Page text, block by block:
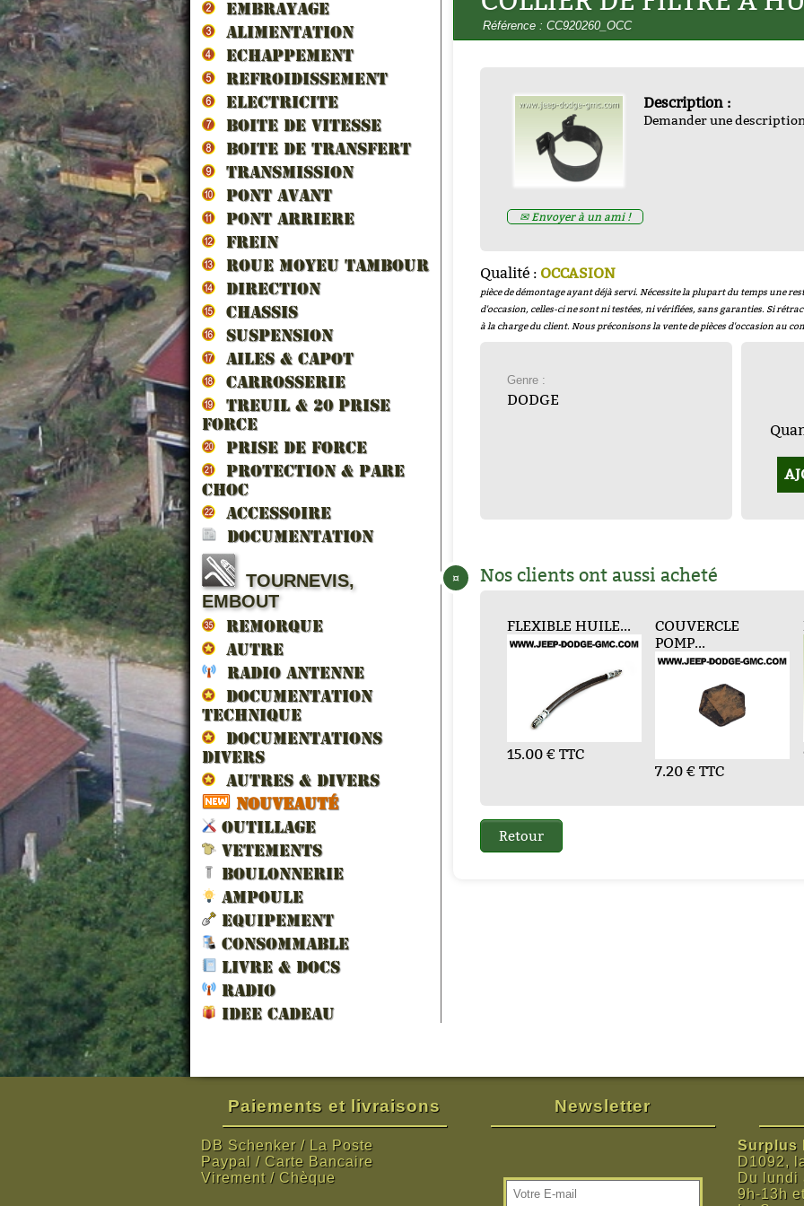
EMBRAYAGE
ALIMENTATION
ECHAPPEMENT
REFROIDISSEMENT
ELECTRICITE
BOITE DE VITESSE
BOITE DE TRANSFERT
TRANSMISSION
PONT AVANT
PONT ARRIERE
FREIN
ROUE MOYEU TAMBOUR
DIRECTION
CHASSIS
SUSPENSION
AILES & CAPOT
CARROSSERIE
TREUIL & 20 prise
force
PRISE DE FORCE
PROTECTION & PARE
CHOC
ACCESSOIRE
DOCUMENTATION
TOURNEVIS,
EMBOUT
REMORQUE
AUTRE
RADIO ANTENNE
DOCUMENTATION
TECHNIQUE
DOCUMENTATIONS
DIVERS
AUTRES & DIVERS
NOUVEAUTÉ
OUTILLAGE
VETEMENTS
BOULONNERIE
AMPOULE
EQUIPEMENT
CONSOMMABLE
LIVRE & DOCS
RADIO
IDEE CADEAU
Référence : CC920260_OCC
✉ Envoyer à un ami !
Description :
Demander une
Qualité : OCCASION
pièce de démontage ayant déjà servi. Nécessite la plupart du temps une
d'occasion, celles-ci ne sont ni testées, ni vérifiées, sans garanties. Si
à la charge du client. Nous préconisons la vente de pièces d'occasion au
Genre :
DODGE
HUILE MOTEUR ESSENCE 20W50
(Spécial Collection) 5 litres
- H20W50
¤ Nos clients ont aussi acheté
FLEXIBLE HUILE...
15.00 € TTC
COLLECTEUR
ADM...
COUVERCLE
POMP...
7.20 € TTC
JOINT DE PLAQU...
Paiements et livraisons Newsletter
DB Schenker / La Poste
Paypal / Carte Bancaire
Virement / Chèque
Surplus
D1092,
Du lundi
9h-13h